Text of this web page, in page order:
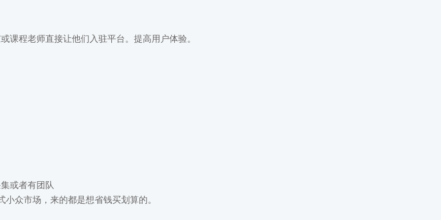
程老师直接让他们入驻平台。提高用户体验。
或者有团队
众市场，来的都是想省钱买划算的。